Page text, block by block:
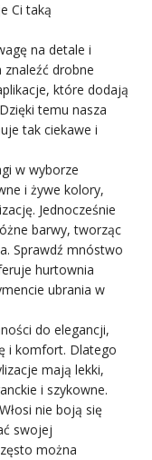
Ci taką
na detale i
drobne
które dodają
temu nasza
tak ciekawe i
w wyborze
i żywe kolory,
Jednocześnie
barwy, tworząc
Sprawdź mnóstwo
hurtownia
ubrania w
do elegancji,
i komfort. Dlatego
mają lekki,
i szykowne.
nie boją się
swojej
można